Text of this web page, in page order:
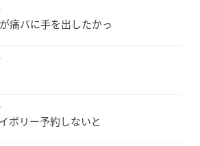
痛バに手を出したかっ
リー予約しないと